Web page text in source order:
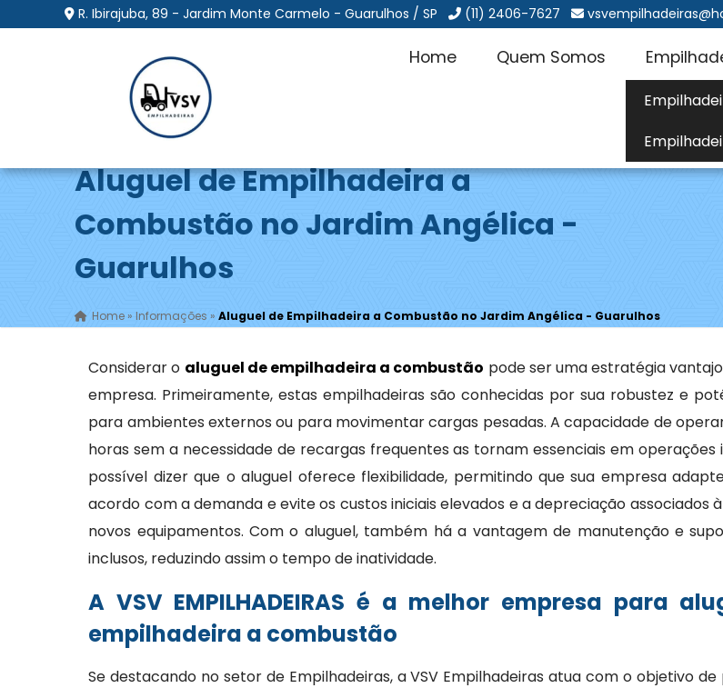
R. Ibirajuba, 89 - Jardim Monte Carmelo - Guarulhos / SP (11) 2406-7627
Home Quem Somos
Aluguel de Empilhadeira a
Combustão no Jardim Angélica -
Guarulhos
Home »Informações »Aluguel de Empilhadeira a Combustão no Jardim Angélica - Guarulhos
Considerar o aluguel de empilhadeira a combustão pode ser uma estratégia
empresa. Primeiramente, estas empilhadeiras são conhecidas por sua robustez e
para ambientes externos ou para movimentar cargas pesadas. A capacidade de
horas sem a necessidade de recargas frequentes as tornam essenciais em operações
possível dizer que o aluguel oferece flexibilidade, permitindo que sua empresa
acordo com a demanda e evite os custos iniciais elevados e a depreciação associados
novos equipamentos. Com o aluguel, também há a vantagem de manutenção e
inclusos, reduzindo assim o tempo de inatividade.
A VSV EMPILHADEIRAS é a melhor empresa para
empilhadeira a combustão
Se destacando no setor de Empilhadeiras, a VSV Empilhadeiras atua com o objetivo